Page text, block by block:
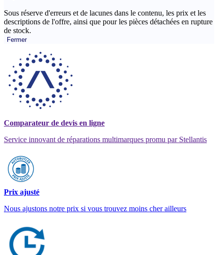
Sous réserve d'erreurs et de lacunes dans le contenu, les prix et les
descriptions de l'offre, ainsi que pour les pièces détachées en rupture
de stock.
Fermer
Comparateur de devis en ligne
Service innovant de réparations multimarques promu par Stellantis
Prix ajusté
Nous ajustons notre prix si vous trouvez moins cher ailleurs